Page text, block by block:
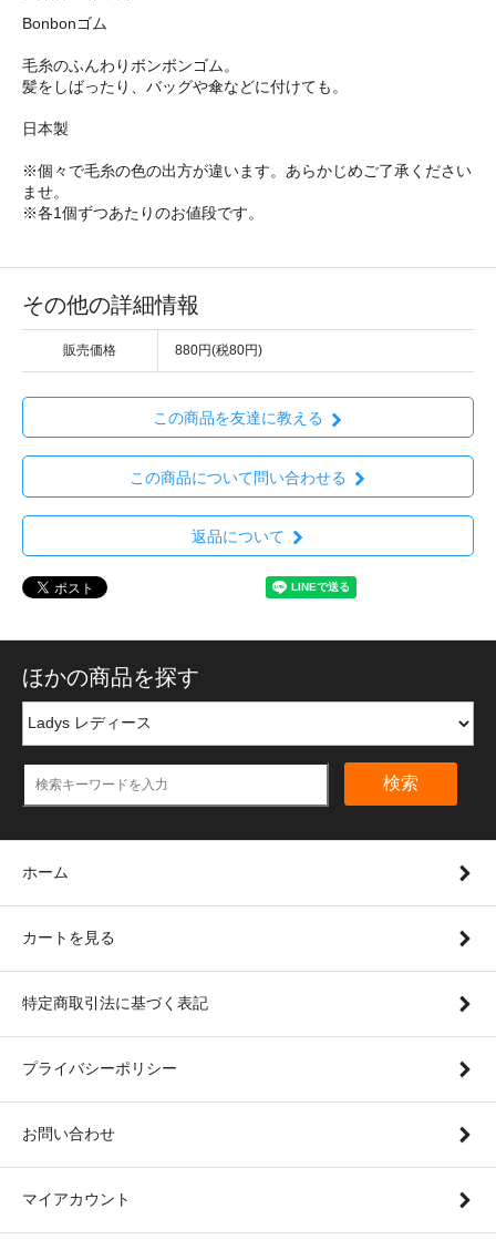
Bonbonゴム
毛糸のふんわりボンボンゴム。
髪をしばったり、バッグや傘などに付けても。
日本製
※個々で毛糸の色の出方が違います。あらかじめご了承ください
ませ。
※各1個ずつあたりのお値段です。
その他の詳細情報
販売価格 880円(税80円)
この商品を友達に教える
この商品について問い合わせる
返品について
ほかの商品を探す
検索
ホーム
カートを見る
特定商取引法に基づく表記
プライバシーポリシー
お問い合わせ
マイアカウント